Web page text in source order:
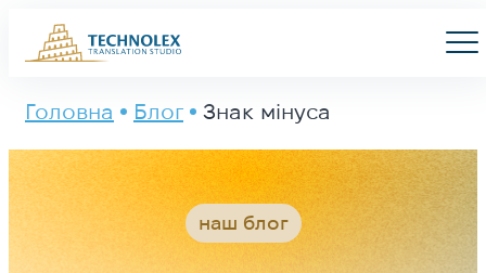
Main Logo
Menu
Головна Блог Знак мінуса
наш блог